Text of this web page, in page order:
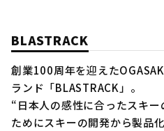
BLASTRACK
創業100周年を迎えた
ランド「BLASTRACK」。
“日本人の感性に合ったスキ
ためにスキーの開発から製品